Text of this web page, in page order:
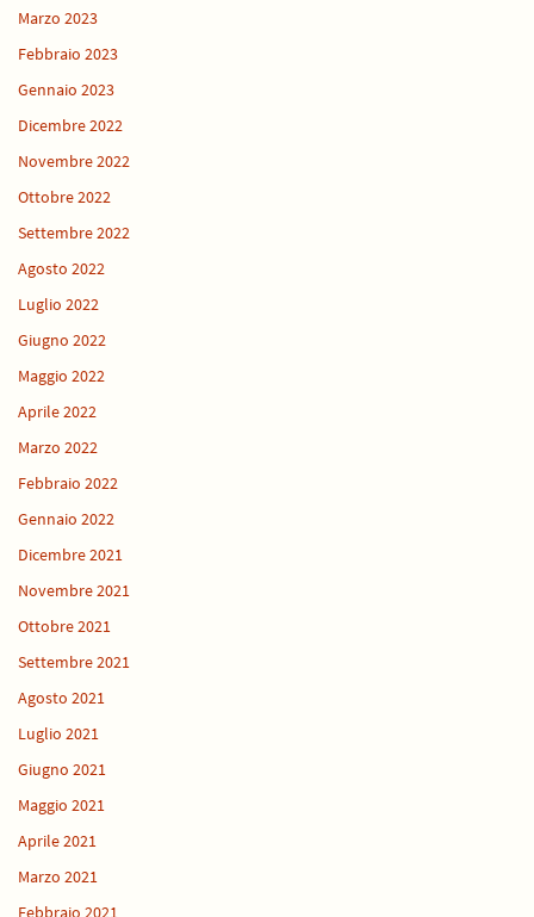
Marzo 2023
Febbraio 2023
Gennaio 2023
Dicembre 2022
Novembre 2022
Ottobre 2022
Settembre 2022
Agosto 2022
Luglio 2022
Giugno 2022
Maggio 2022
Aprile 2022
Marzo 2022
Febbraio 2022
Gennaio 2022
Dicembre 2021
Novembre 2021
Ottobre 2021
Settembre 2021
Agosto 2021
Luglio 2021
Giugno 2021
Maggio 2021
Aprile 2021
Marzo 2021
Febbraio 2021